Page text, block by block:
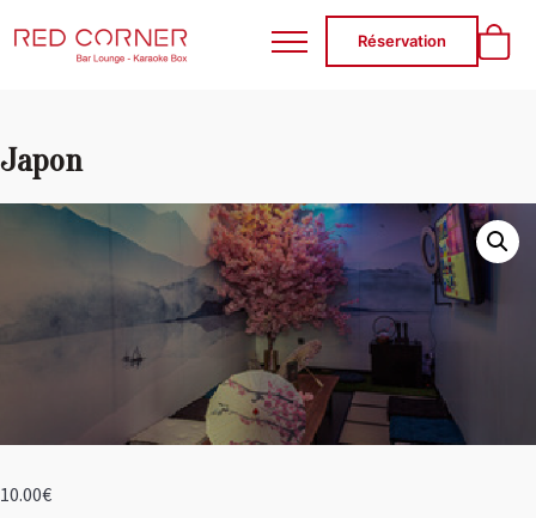
RED CORNER
Réservation
Japon
10.00€